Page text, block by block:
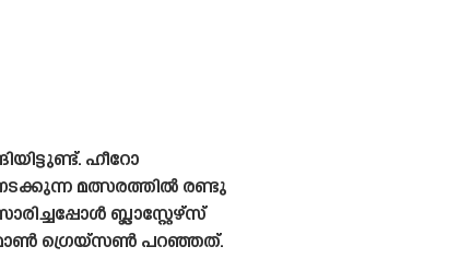
ഹീറോ
മത്സരത്തിൽ രണ്ടു
ബ്ലാസ്റ്റേഴ്‌സ്
ഗ്രെയ്‌സൺ പറഞ്ഞത്.